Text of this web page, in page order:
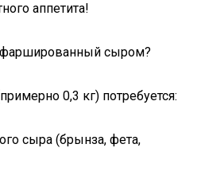
аппетита!
фаршированный сыром?
0,3 кг) потребуется:
сыра (брынза, фета,